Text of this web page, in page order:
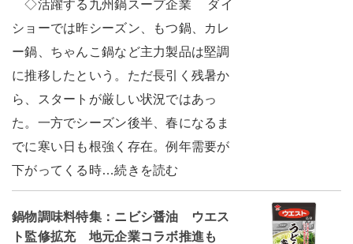
◇活躍する九州鍋スープ企業 ダイ
ショーでは昨シーズン、もつ鍋、カレ
ー鍋、ちゃんこ鍋など主力製品は堅調
に推移したという。ただ長引く残暑か
ら、スタートが厳しい状況ではあっ
た。一方でシーズン後半、春になるま
でに寒い日も根強く存在。例年需要が
下がってくる時…続きを読む
鍋物調味料特集：ニビシ醤油 ウエス
ト監修拡充 地元企業コラボ推進も